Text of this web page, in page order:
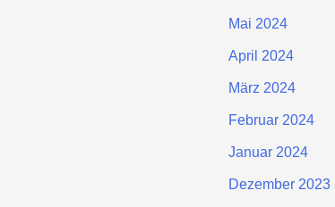
Mai 2024
April 2024
März 2024
Februar 2024
Januar 2024
Dezember 2023